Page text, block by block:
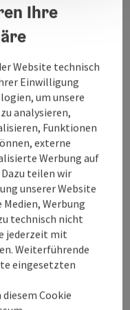
GmbH zur
Ihre
Website technisch
Einwilligung
um unsere
analysieren,
Funktionen
externe
Werbung auf
teilen wir
unserer Website
Werbung
technisch nicht
jederzeit mit
Weiterführende
eingesetzten
diesem Cookie